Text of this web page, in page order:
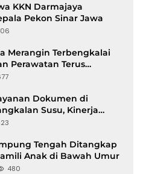
KKN Darmajaya
Pekon Sinar Jawa
Merangin Terbengkalai
Perawatan Terus
Dokumen di
Susu, Kinerja
Disorot
Tengah Ditangkap
Anak di Bawah Umur
480